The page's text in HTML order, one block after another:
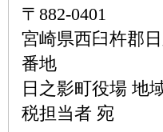
〒882-0401
宮崎県西臼杵郡
番地
日之影町役場
税担当者 宛